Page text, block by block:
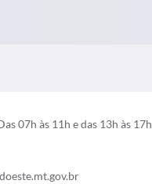
07h às 11h e das 13h às 17h